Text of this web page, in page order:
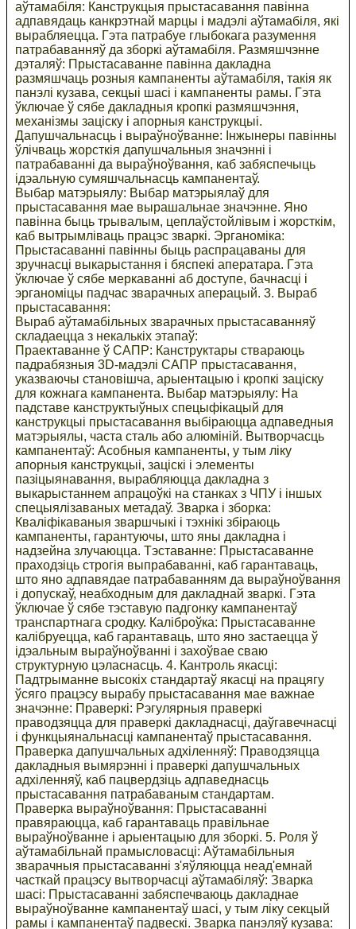
аўтамабіля: Канструкцыя прыстасавання павінна
адпавядаць канкрэтнай марцы і мадэлі аўтамабіля, які
вырабляецца. Гэта патрабуе глыбокага разумення
патрабаванняў да зборкі аўтамабіля. Размяшчэнне
дэталяў: Прыстасаванне павінна дакладна
размяшчаць розныя кампаненты аўтамабіля, такія як
панэлі кузава, секцыі шасі і кампаненты рамы. Гэта
ўключае ў сябе дакладныя кропкі размяшчэння,
механізмы заціску і апорныя канструкцыі.
Дапушчальнасць і выраўноўванне: Інжынеры павінны
ўлічваць жорсткія дапушчальныя значэнні і
патрабаванні да выраўноўвання, каб забяспечыць
ідэальную сумяшчальнасць кампанентаў.
Выбар матэрыялу: Выбар матэрыялаў для
прыстасавання мае вырашальнае значэнне. Яно
павінна быць трывалым, цеплаўстойлівым і жорсткім,
каб вытрымліваць працэс зваркі. Эрганоміка:
Прыстасаванні павінны быць распрацаваны для
зручнасці выкарыстання і бяспекі аператара. Гэта
ўключае ў сябе меркаванні аб доступе, бачнасці і
эрганоміцы падчас зварачных аперацый. 3. Выраб
прыстасавання:
Выраб аўтамабільных зварачных прыстасаванняў
складаецца з некалькіх этапаў:
Праектаванне ў САПР: Канструктары ствараюць
падрабязныя 3D-мадэлі САПР прыстасавання,
указваючы становішча, арыентацыю і кропкі заціску
для кожнага кампанента. Выбар матэрыялу: На
падставе канструктыўных спецыфікацый для
канструкцыі прыстасавання выбіраюцца адпаведныя
матэрыялы, часта сталь або алюміній. Вытворчасць
кампанентаў: Асобныя кампаненты, у тым ліку
апорныя канструкцыі, заціскі і элементы
пазіцыянавання, вырабляюцца дакладна з
выкарыстаннем апрацоўкі на станках з ЧПУ і іншых
спецыялізаваных метадаў. Зварка і зборка:
Кваліфікаваныя зваршчыкі і тэхнікі збіраюць
кампаненты, гарантуючы, што яны дакладна і
надзейна злучаюцца. Тэставанне: Прыстасаванне
праходзіць строгія выпрабаванні, каб гарантаваць,
што яно адпавядае патрабаванням да выраўноўвання
і допускаў, неабходным для дакладнай зваркі. Гэта
ўключае ў сябе тэставую падгонку кампанентаў
транспартнага сродку. Каліброўка: Прыстасаванне
калібруецца, каб гарантаваць, што яно застаецца ў
ідэальным выраўноўванні і захоўвае сваю
структурную цэласнасць. 4. Кантроль якасці:
Падтрыманне высокіх стандартаў якасці на працягу
ўсяго працэсу вырабу прыстасавання мае важнае
значэнне: Праверкі: Рэгулярныя праверкі
праводзяцца для праверкі дакладнасці, даўгавечнасці
і функцыянальнасці кампанентаў прыстасавання.
Праверка дапушчальных адхіленняў: Праводзяцца
дакладныя вымярэнні і праверкі дапушчальных
адхіленняў, каб пацвердзіць адпаведнасць
прыстасавання патрабаваным стандартам.
Праверка выраўноўвання: Прыстасаванні
правяраюцца, каб гарантаваць правільнае
выраўноўванне і арыентацыю для зборкі. 5. Роля ў
аўтамабільнай прамысловасці: Аўтамабільныя
зварачныя прыстасаванні з'яўляюцца неад'емнай
часткай працэсу вытворчасці аўтамабіляў: Зварка
шасі: Прыстасаванні забяспечваюць дакладнае
выраўноўванне кампанентаў шасі, у тым ліку секцый
рамы і кампанентаў падвескі. Зварка панэляў кузава: